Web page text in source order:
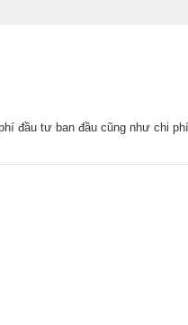
đầu tư ban đầu cũng như chi